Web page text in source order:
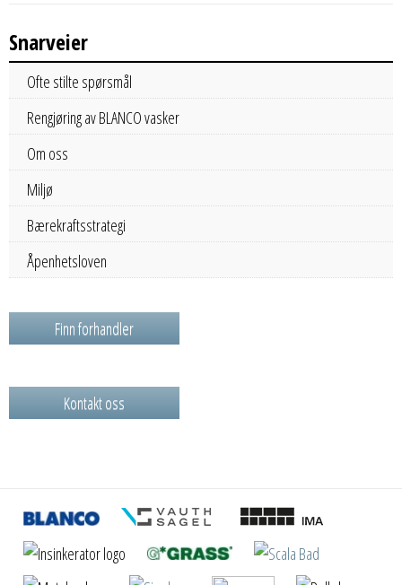
Snarveier
Ofte stilte spørsmål
Rengjøring av BLANCO vasker
Om oss
Miljø
Bærekraftsstrategi
Åpenhetsloven
Finn forhandler
Kontakt oss